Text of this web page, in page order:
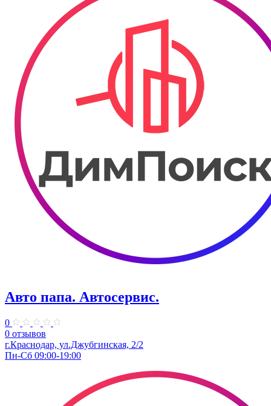
Авто папа. ​Автосервис.
0
0 отзывов
г.Краснодар, ул.Джубгинская, 2/2
Пн-Сб 09:00-19:00